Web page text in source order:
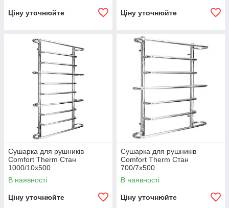
Ціну уточнюйте Ціну уточнюйте
Сушарка для рушників
Comfort Therm Стан
1000/10х500
В наявності
Ціну уточнюйте
Сушарка для рушників
Comfort Therm Стан
700/7х500
В наявності
Ціну уточнюйте